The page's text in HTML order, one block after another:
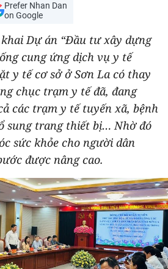
Prefer Nhan Dan
on Google
Dự án “Đầu tư xây dựng
cung ứng dịch vụ y tế
y tế cơ sở ở Sơn La có thay
chục trạm y tế đã, đang
các trạm y tế tuyến xã, bệnh
sung trang thiết bị… Nhờ đó
sức khỏe cho người dân
được nâng cao.